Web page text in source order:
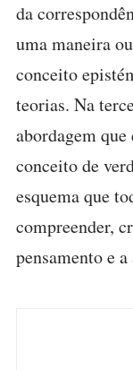
da
uma maneira
conceito
teorias. Na
abordagem
conceito de
esquema que
compreender,
pensamento e a